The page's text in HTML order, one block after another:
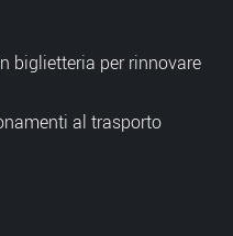
biglietteria per rinnovare
al trasporto